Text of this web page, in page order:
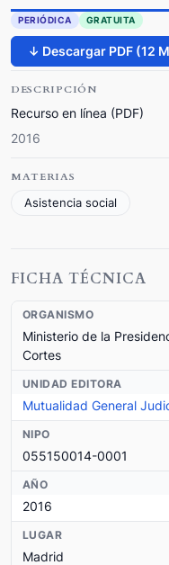
PERIÓDICA GRATUITA
↓ Descargar PDF (12
DESCRIPCIÓN
Recurso en línea (PDF)
2016
MATERIAS
Asistencia social
FICHA TÉCNICA
ORGANISMO
Ministerio de la
Cortes
UNIDAD EDITORA
Mutualidad General
NIPO
055150014-0001
AÑO
2016
LUGAR
Madrid